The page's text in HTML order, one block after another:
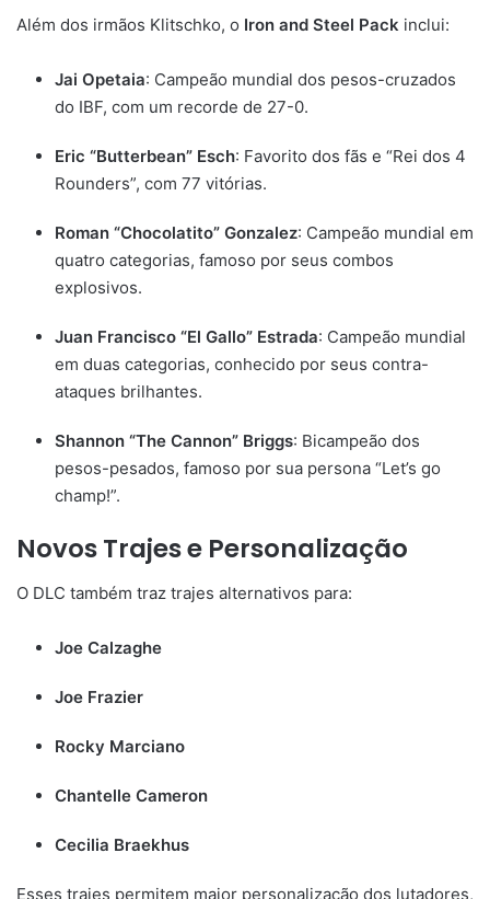
Além dos irmãos Klitschko, o Iron and Steel Pack inclui:
Jai Opetaia: Campeão mundial dos pesos-cruzados
do IBF, com um recorde de 27-0.
Eric “Butterbean” Esch: Favorito dos fãs e “Rei dos 4
Rounders”, com 77 vitórias.
Roman “Chocolatito” Gonzalez: Campeão mundial em
quatro categorias, famoso por seus combos
explosivos.
Juan Francisco “El Gallo” Estrada: Campeão mundial
em duas categorias, conhecido por seus contra-
ataques brilhantes.
Shannon “The Cannon” Briggs: Bicampeão dos
pesos-pesados, famoso por sua persona “Let’s go
champ!”.
Novos Trajes e Personalização
O DLC também traz trajes alternativos para:
Joe Calzaghe
Joe Frazier
Rocky Marciano
Chantelle Cameron
Cecilia Braekhus
Esses trajes permitem maior personalização dos lutadores,